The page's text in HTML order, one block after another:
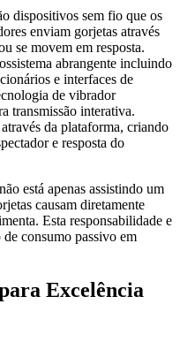
dispositivos sem fio que os
enviam gorjetas através
se movem em resposta.
abrangente incluindo
e interfaces de
de vibrador
transmissão interativa.
da plataforma, criando
e resposta do
está apenas assistindo um
causam diretamente
Esta responsabilidade e
consumo passivo em
Excelência